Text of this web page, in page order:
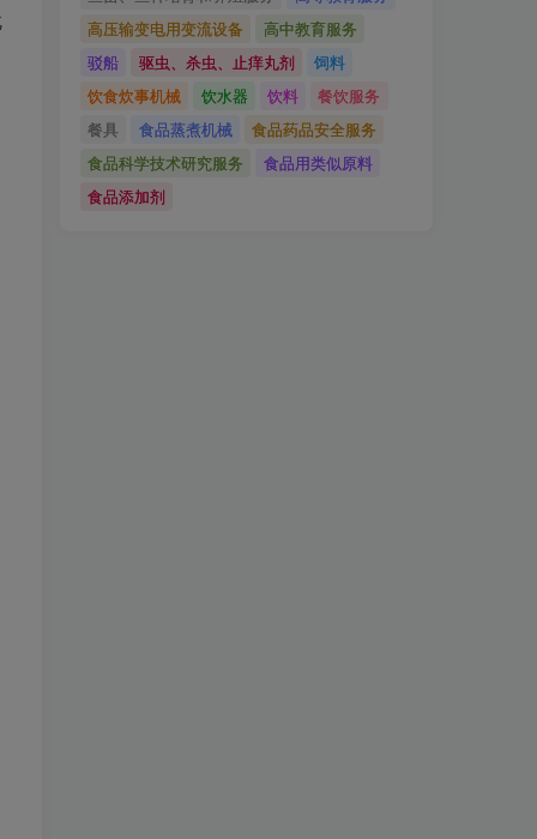
高压输变电用变流设备
高中教育服务
驳船
驱虫、杀虫、止痒丸剂
饲料
饮食炊事机械
饮水器 饮料
餐饮服务
餐具
食品蒸煮机械
食品药品安全服务
食品科学技术研究服务
食品用类似原料
食品添加剂